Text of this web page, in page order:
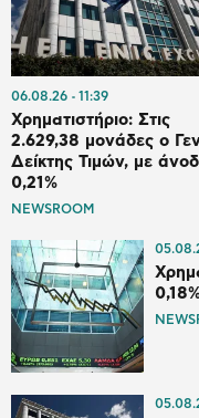
06.08.26 11:39
Χρηματιστήριο: Στις
2.629,38 μονάδες ο
Δείκτης Τιμών, με
0,21%
NEWSROOM